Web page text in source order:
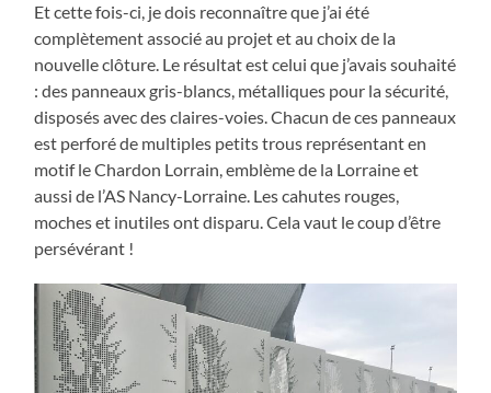
Et cette fois-ci, je dois reconnaître que j’ai été
complètement associé au projet et au choix de la
nouvelle clôture. Le résultat est celui que j’avais souhaité
: des panneaux gris-blancs, métalliques pour la sécurité,
disposés avec des claires-voies. Chacun de ces panneaux
est perforé de multiples petits trous représentant en
motif le Chardon Lorrain, emblème de la Lorraine et
aussi de l’AS Nancy-Lorraine. Les cahutes rouges,
moches et inutiles ont disparu. Cela vaut le coup d’être
persévérant !